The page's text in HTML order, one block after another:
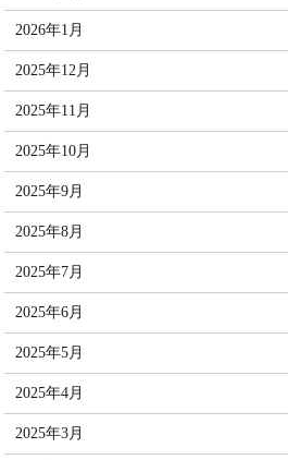
2026年1月
2025年12月
2025年11月
2025年10月
2025年9月
2025年8月
2025年7月
2025年6月
2025年5月
2025年4月
2025年3月